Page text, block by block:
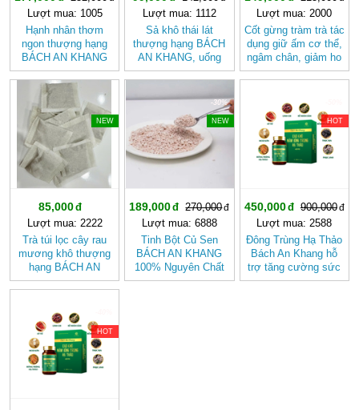
Lượt mua: 1005
Hạnh nhân thơm
ngon thượng hạng
BÁCH AN KHANG
tốt cho sức khỏe,
giàu dinh dưỡng
Lượt mua: 1112
Sả khô thái lát
thượng hạng BÁCH
AN KHANG, uống
trà, làm gia vị, tốt
Lượt mua: 2000
Cốt gừng tràm trà tác
dụng giữ ấm cơ thể,
ngâm chân, giảm ho
chai 500ml
NEW
85,000
Lượt mua: 2222
Trà túi lọc cây rau
mương khô thượng
hạng BÁCH AN
KHANG tốt cho
-30%
NEW
189,000
270,000
Lượt mua: 6888
Tinh Bột Củ Sen
BÁCH AN KHANG
100% Nguyên Chất
Từ Củ Sen Tươi
HOT
450,000
900,000
Lượt mua: 2588
Đông Trùng Hạ Thảo
Bách An Khang hỗ
trợ tăng cường sức
khỏe, giảm mệt mỏi
HOT